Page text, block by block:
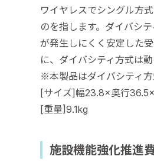
ワイヤレスでシングル方
のを指します。ダイバシ
が発生しにくく安定した
に、ダイバシティ方式は
※本製品はダイバシティ方
[サイズ]幅23.8×奥行
[重量]9.1kg
施設機能強化推進